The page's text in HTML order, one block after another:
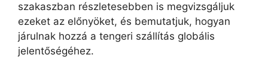
szakaszban részletesebben is megvizsgáljuk
ezeket az előnyöket, és bemutatjuk, hogyan
járulnak hozzá a tengeri szállítás globális
jelentőségéhez.